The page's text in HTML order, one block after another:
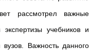
рассмотрел важные
учебников и
Важность данного